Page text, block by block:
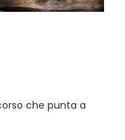
che punta a